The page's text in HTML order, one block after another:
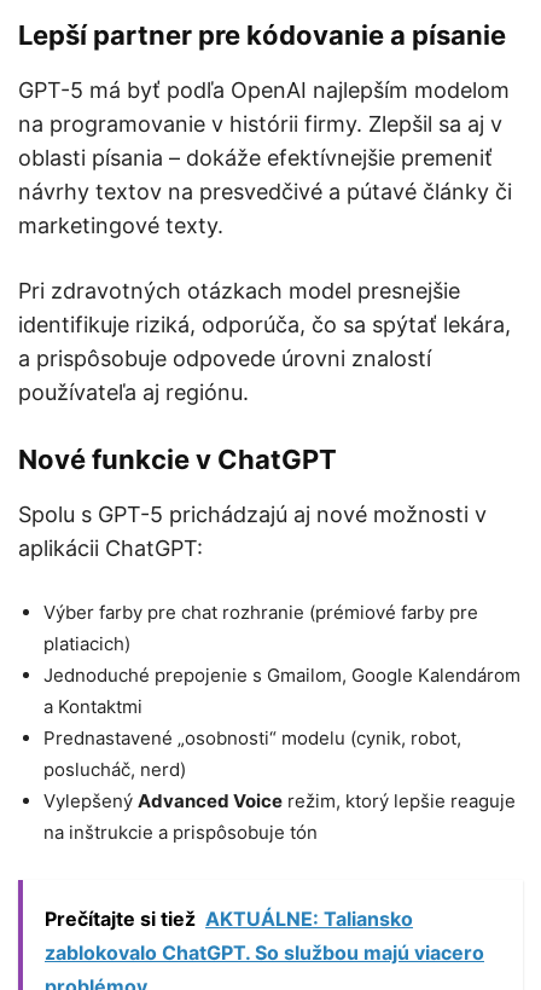
Lepší partner pre kódovanie a písanie
GPT-5 má byť podľa OpenAI najlepším modelom
na programovanie v histórii firmy. Zlepšil sa aj v
oblasti písania – dokáže efektívnejšie premeniť
návrhy textov na presvedčivé a pútavé články či
marketingové texty.
Pri zdravotných otázkach model presnejšie
identifikuje riziká, odporúča, čo sa spýtať lekára,
a prispôsobuje odpovede úrovni znalostí
používateľa aj regiónu.
Nové funkcie v ChatGPT
Spolu s GPT-5 prichádzajú aj nové možnosti v
aplikácii ChatGPT:
Výber farby pre chat rozhranie (prémiové farby pre
platiacich)
Jednoduché prepojenie s Gmailom, Google Kalendárom
a Kontaktmi
Prednastavené „osobnosti“ modelu (cynik, robot,
poslucháč, nerd)
Vylepšený Advanced Voice režim, ktorý lepšie reaguje
na inštrukcie a prispôsobuje tón
Prečítajte si tiež AKTUÁLNE: Taliansko
zablokovalo ChatGPT. So službou majú viacero